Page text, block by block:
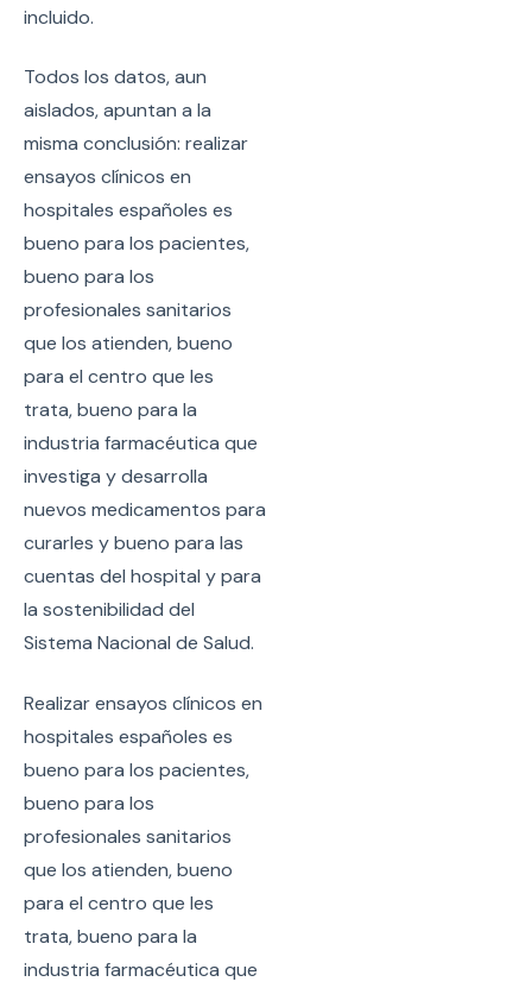
incluido.
Todos los datos, aun
aislados, apuntan a la
misma conclusión: realizar
ensayos clínicos en
hospitales españoles es
bueno para los pacientes,
bueno para los
profesionales sanitarios
que los atienden, bueno
para el centro que les
trata, bueno para la
industria farmacéutica que
investiga y desarrolla
nuevos medicamentos para
curarles y bueno para las
cuentas del hospital y para
la sostenibilidad del
Sistema Nacional de Salud.
Realizar ensayos clínicos en
hospitales españoles es
bueno para los pacientes,
bueno para los
profesionales sanitarios
que los atienden, bueno
para el centro que les
trata, bueno para la
industria farmacéutica que